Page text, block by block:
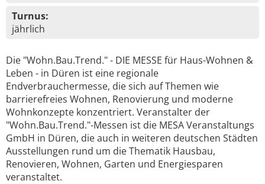
Turnus:
jährlich
Die "Wohn.Bau.Trend." - DIE MESSE für Haus-Wohnen &
Leben - in Düren ist eine regionale
Endverbrauchermesse, die sich auf Themen wie
barrierefreies Wohnen, Renovierung und moderne
Wohnkonzepte konzentriert. Veranstalter der
"Wohn.Bau.Trend."-Messen ist die MESA Veranstaltungs
GmbH in Düren, die auch in weiteren deutschen Städten
Ausstellungen rund um die Thematik Hausbau,
Renovieren, Wohnen, Garten und Energiesparen
veranstaltet.